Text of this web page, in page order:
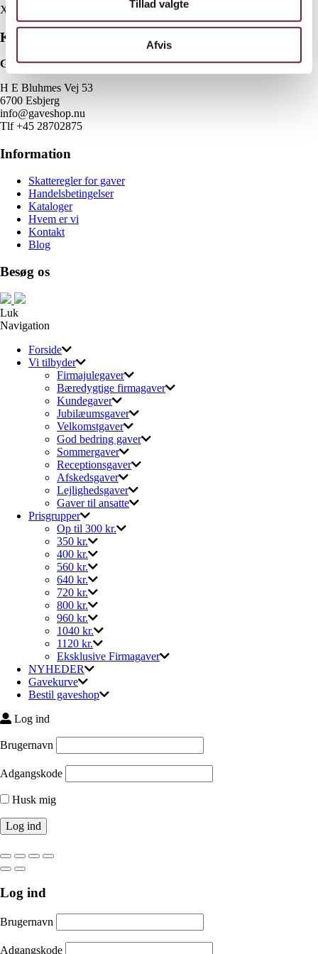
Tillad valgte
Afvis
X
Kontakt
Gaveshop.nu
H E Bluhmes Vej 53
6700 Esbjerg
info@gaveshop.nu
Tlf +45 28702875
Information
Skatteregler for gaver
Handelsbetingelser
Kataloger
Hvem er vi
Kontakt
Blog
Besøg os
Luk
Navigation
Forside
Vi tilbyder
Firmajulegaver
Bæredygtige firmagaver
Kundegaver
Jubilæumsgaver
Velkomstgaver
God bedring gaver
Sommergaver
Receptionsgaver
Afskedsgaver
Lejlighedsgaver
Gaver til ansatte
Prisgrupper
Op til 300 kr.
350 kr.
400 kr.
560 kr.
640 kr.
720 kr.
800 kr.
960 kr.
1040 kr.
1120 kr.
Eksklusive Firmagaver
NYHEDER
Gavekurve
Bestil gaveshop
Log ind
Brugernavn
Adgangskode
Husk mig
Log ind
Brugernavn
Adgangskode